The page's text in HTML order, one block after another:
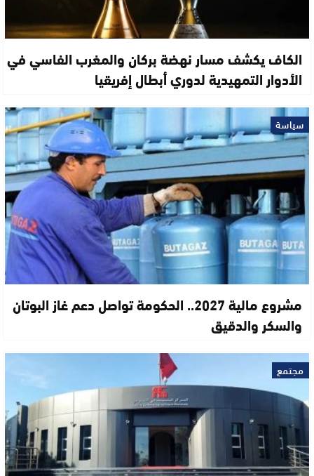
الكاف يكشف مسار نهضة بركان والمغرب الفاسي في
الأدوار التمهيدية لدوري أبطال إفريقيا
سياسة
مشروع مالية 2027.. الحكومة تواصل دعم غاز البوتان
والسكر والدقيق
مجتمع